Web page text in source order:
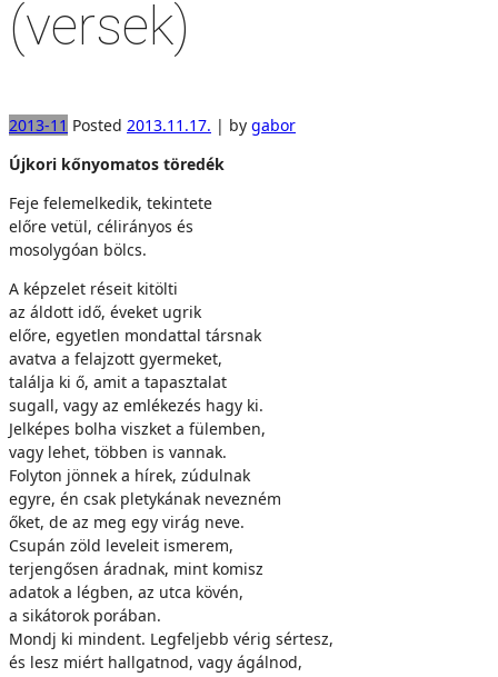
(versek)
2013-11 Posted 2013.11.17. | by gabor
Újkori kőnyomatos töredék
Feje felemelkedik, tekintete
előre vetül, célirányos és
mosolygóan bölcs.
A képzelet réseit kitölti
az áldott idő, éveket ugrik
előre, egyetlen mondattal társnak
avatva a felajzott gyermeket,
találja ki ő, amit a tapasztalat
sugall, vagy az emlékezés hagy ki.
Jelképes bolha viszket a fülemben,
vagy lehet, többen is vannak.
Folyton jönnek a hírek, zúdulnak
egyre, én csak pletykának nevezném
őket, de az meg egy virág neve.
Csupán zöld leveleit ismerem,
terjengősen áradnak, mint komisz
adatok a légben, az utca kövén,
a sikátorok porában.
Mondj ki mindent. Legfeljebb vérig sértesz,
és lesz miért hallgatnod, vagy ágálnod,